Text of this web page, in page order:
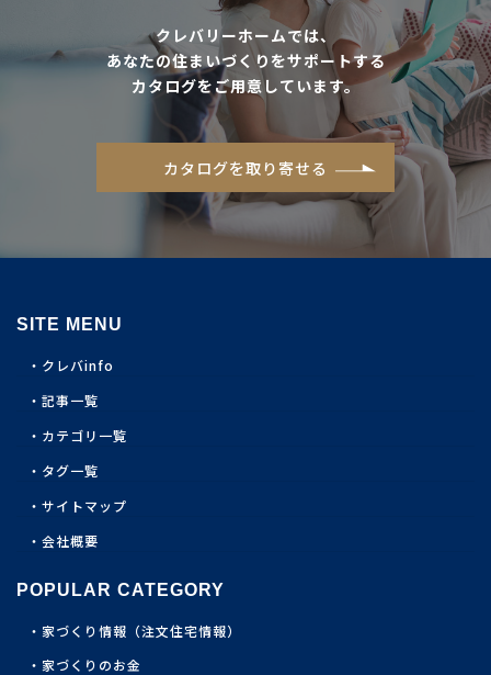
クレバリーホームでは、
あなたの住まいづくりをサポートする
カタログをご用意しています。
カタログを取り寄せる
SITE MENU
クレバinfo
記事一覧
カテゴリ一覧
タグ一覧
サイトマップ
会社概要
POPULAR CATEGORY
家づくり情報（注文住宅情報）
家づくりのお金